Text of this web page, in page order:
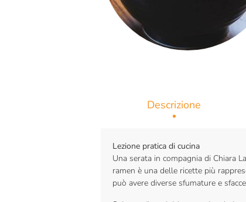
Descrizione
Lezione pratica di cucina
Una serata in compagnia di Chiara
ramen è una delle ricette più
può avere diverse sfumature e